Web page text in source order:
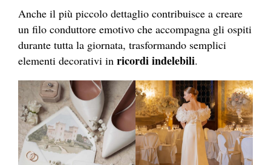
Anche il più piccolo dettaglio contribuisce a creare
un filo conduttore emotivo che accompagna gli ospiti
durante tutta la giornata, trasformando semplici
elementi decorativi in ricordi indelebili.